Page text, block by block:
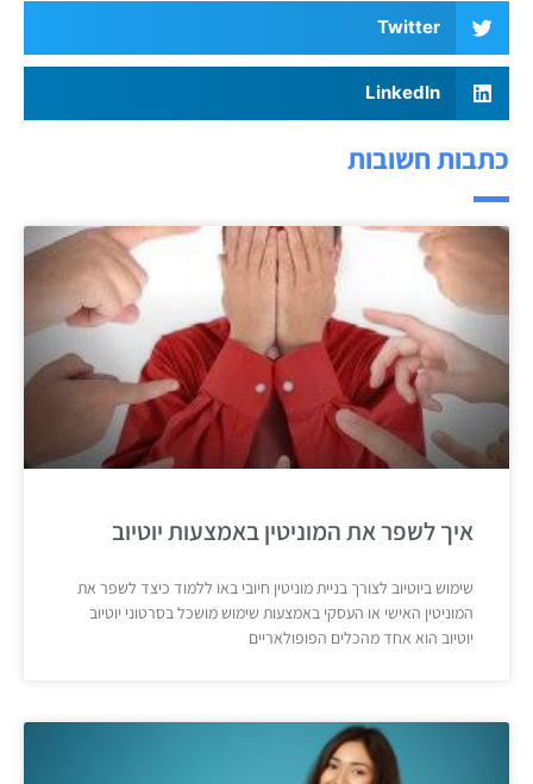
Twitter
LinkedIn
כתבות חשובות
איך לשפר את המוניטין באמצעות יוטיוב
שימוש ביוטיוב לצורך בניית מוניטין חיובי באו ללמוד כיצד לשפר את
המוניטין האישי או העסקי באמצעות שימוש מושכל בסרטוני יוטיוב
יוטיוב הוא אחד מהכלים הפופולאריים